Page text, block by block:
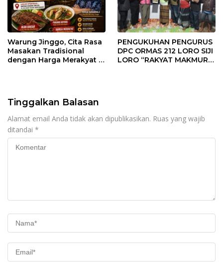
Warung Jinggo, Cita Rasa
Masakan Tradisional
dengan Harga Merakyat di
PENGUKUHAN PENGURUS
DPC ORMAS 212 LORO SIJI
LORO “RAKYAT MAKMUR
Tinggalkan Balasan
Alamat email Anda tidak akan dipublikasikan. Ruas yang wajib
ditandai *